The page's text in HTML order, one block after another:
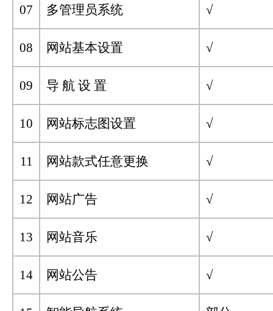
07 多管理员系统 √
08 网站基本设置 √
09 导 航 设 置 √
10 网站标志图设置 √
11 网站款式任意更换 √
12 网站广告 √
13 网站音乐 √
14 网站公告 √